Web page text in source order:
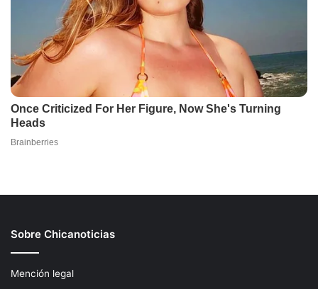
Sobre Chicanoticias
Mención legal